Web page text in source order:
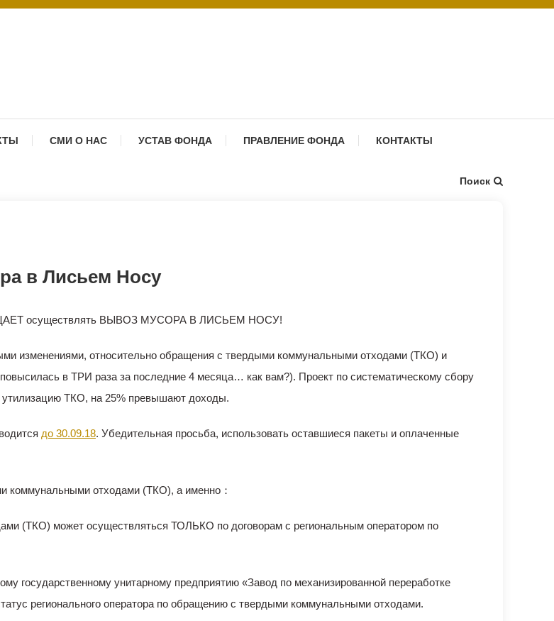
СМИ О НАС УСТАВ ФОНДА ПРАВЛЕНИЕ ФОНДА КОНТАКТЫ
Поиск
в Лисьем Носу
осуществлять ВЫВОЗ МУСОРА В ЛИСЬЕМ НОСУ!
изменениями, относительно обращения с твердыми коммунальными отходами (ТКО) и
в ТРИ раза за последние 4 месяца… как вам?). Проект по систематическому сбору
ТКО, на 25% превышают доходы.
до 30.09.18. Убедительная просьба, использовать оставшиеся пакеты и оплаченные
коммунальными отходами (ТКО), а именно：
(ТКО) может осуществляться ТОЛЬКО по договорам с региональным оператором по
государственному унитарному предприятию «Завод по механизированной переработке
регионального оператора по обращению с твердыми коммунальными отходами.